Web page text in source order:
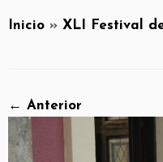
Inicio » XLI Festival
← Anterior